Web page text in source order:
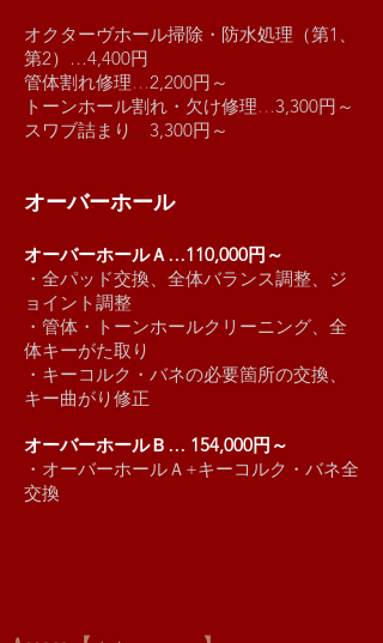
オクターヴホール掃除・防水処理（第1、
第2）…4,400円
管体割れ修理…2,200円～
トーンホール割れ・欠け修理…3,300円～
スワブ詰まり …3,300円～
オーバーホール
オーバーホールＡ…110,000円～
・全パッド交換、全体バランス調整、ジ
ョイント調整
・管体・トーンホールクリーニング、全
体キーがた取り
・キーコルク・バネの必要箇所の交換、
キー曲がり修正
オーバーホールＢ… 154,000円～
・オーバーホールＡ+キーコルク・バネ全
交換